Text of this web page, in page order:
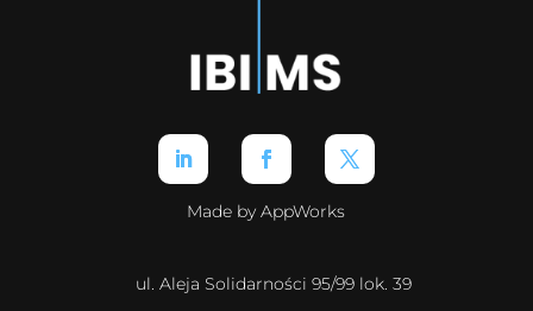
Made by AppWorks
ul. Aleja Solidarności 95/99 lok. 39